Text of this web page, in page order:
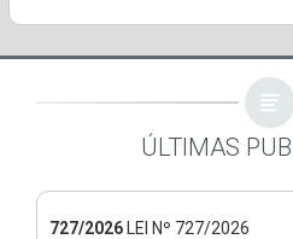
ÚLTIMAS
727/2026LEI Nº 727/2026